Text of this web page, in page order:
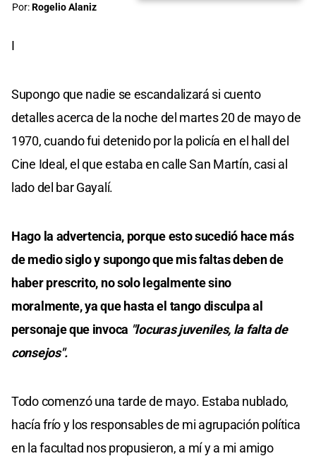
Por:Rogelio Alaniz
I
Supongo que nadie se escandalizará si cuento
detalles acerca de la noche del martes 20 de mayo de
1970, cuando fui detenido por la policía en el hall del
Cine Ideal, el que estaba en calle San Martín, casi al
lado del bar Gayalí.
Hago la advertencia, porque esto sucedió hace más
de medio siglo y supongo que mis faltas deben de
haber prescrito, no solo legalmente sino
moralmente, ya que hasta el tango disculpa al
personaje que invoca "locuras juveniles, la falta de
consejos".
Todo comenzó una tarde de mayo. Estaba nublado,
hacía frío y los responsables de mi agrupación política
en la facultad nos propusieron, a mí y a mi amigo